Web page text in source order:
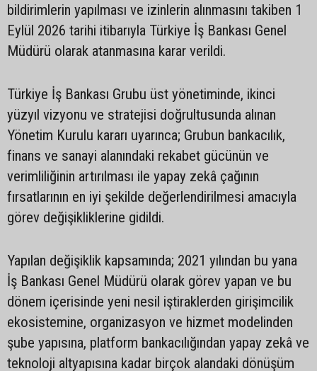
bildirimlerin yapılması ve izinlerin alınmasını takiben 1
Eylül 2026 tarihi itibarıyla Türkiye İş Bankası Genel
Müdürü olarak atanmasına karar verildi.
Türkiye İş Bankası Grubu üst yönetiminde, ikinci
yüzyıl vizyonu ve stratejisi doğrultusunda alınan
Yönetim Kurulu kararı uyarınca; Grubun bankacılık,
finans ve sanayi alanındaki rekabet gücünün ve
verimliliğinin artırılması ile yapay zekâ çağının
fırsatlarının en iyi şekilde değerlendirilmesi amacıyla
görev değişikliklerine gidildi.
Yapılan değişiklik kapsamında; 2021 yılından bu yana
İş Bankası Genel Müdürü olarak görev yapan ve bu
dönem içerisinde yeni nesil iştiraklerden girişimcilik
ekosistemine, organizasyon ve hizmet modelinden
şube yapısına, platform bankacılığından yapay zekâ ve
teknoloji altyapısına kadar birçok alandaki dönüşüm